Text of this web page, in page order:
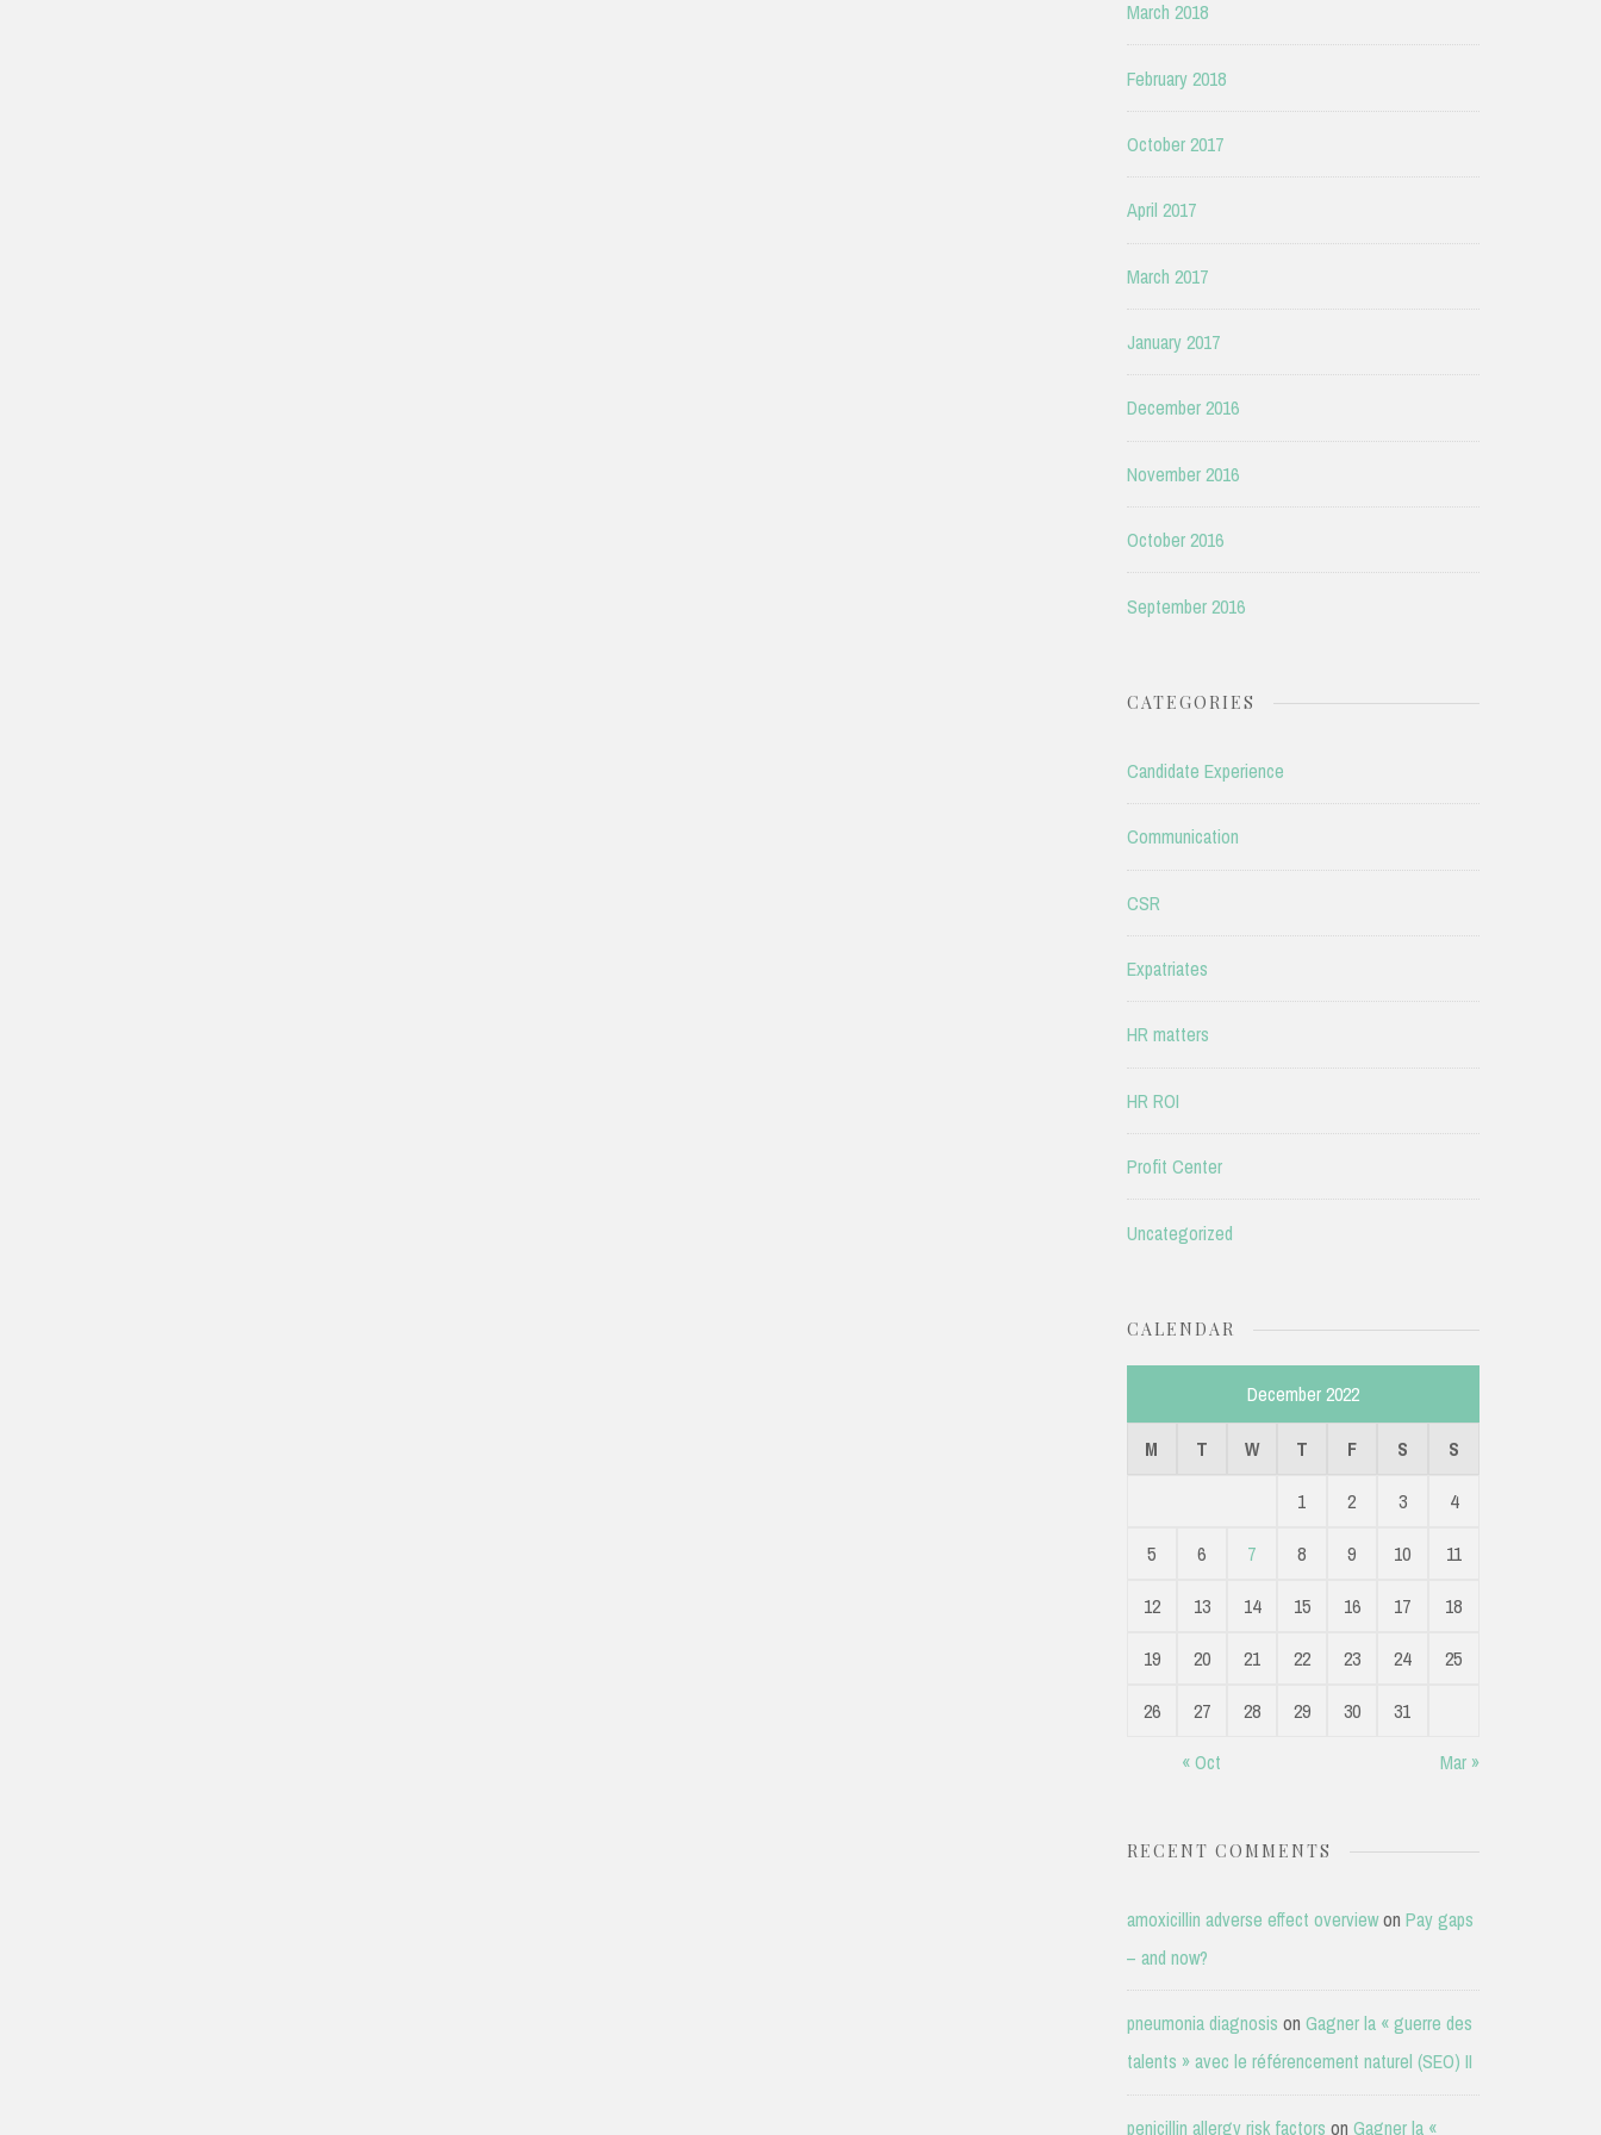
March 2018
February 2018
October 2017
April 2017
March 2017
January 2017
December 2016
November 2016
October 2016
September 2016
CATEGORIES
Candidate Experience
Communication
CSR
Expatriates
HR matters
HR ROI
Profit Center
Uncategorized
CALENDAR
December 2022
M T W T F S S
« Oct Mar »
1 2 3
4
5
6 7 8 9 10
11
12
13 14 15 16 17
18
19
20 21 22 23 24
25
26
27 28 29 30 31
RECENT COMMENTS
amoxicillin adverse effect overviewon Pay gaps
– and now?
pneumonia diagnosis on Gagner la « guerre des
talents » avec le référencement naturel (SEO) II
penicillin allergy risk factors on Gagner la «